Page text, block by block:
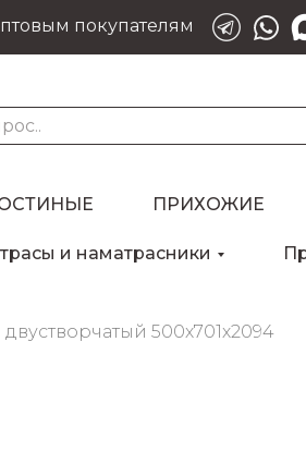
покупателям
ПРИХОЖИЕ
и наматрасники
500х701х2094